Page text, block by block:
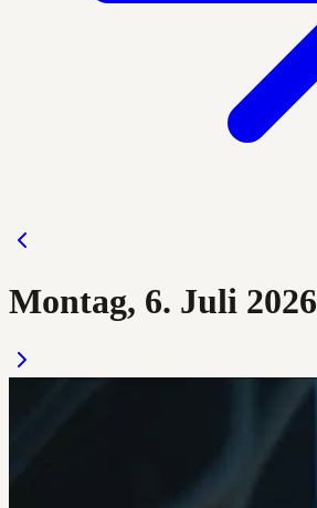
Montag, 6. Juli 2026